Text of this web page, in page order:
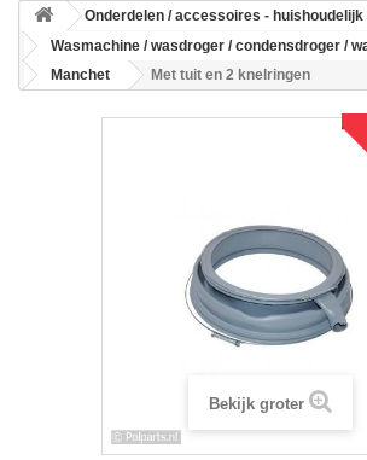
Onderdelen / accessoires - huishoudelijk
Wasmachine / wasdroger / condensdroger /
Manchet
Met tuit en 2 knelringen
Bekijk groter